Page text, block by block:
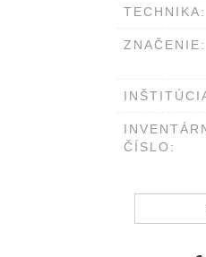
TECHNIKA:
ZNAČENIE:
ČÍSLO: